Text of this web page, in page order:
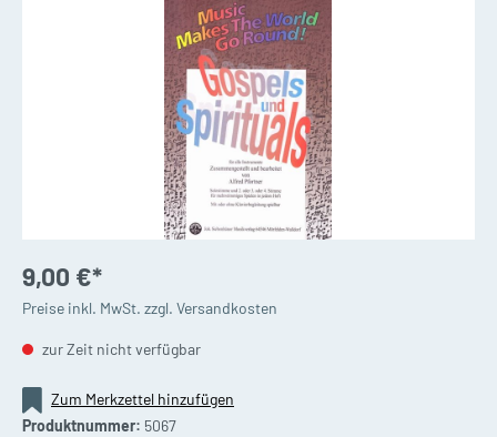
9,00 €*
Preise inkl. MwSt. zzgl. Versandkosten
zur Zeit nicht verfügbar
Zum Merkzettel hinzufügen
Produktnummer: 5067